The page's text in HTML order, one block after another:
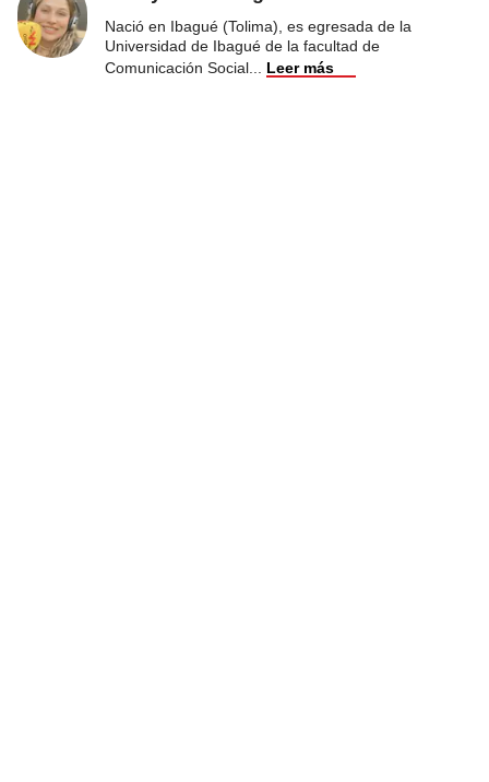
Nació en Ibagué (Tolima), es egresada de la
Universidad de Ibagué de la facultad de
Comunicación Social
Leer más